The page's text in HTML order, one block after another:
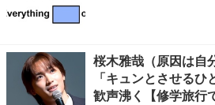
桜木雅哉（原因は自
「キュンとさせる
歓声沸く【修学旅行